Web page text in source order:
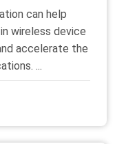
can help
wireless device
accelerate the
...